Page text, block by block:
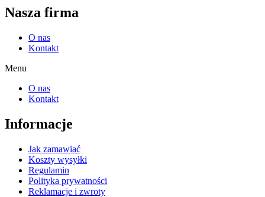
Nasza firma
O nas
Kontakt
Menu
O nas
Kontakt
Informacje
Jak zamawiać
Koszty wysyłki
Regulamin
Polityka prywatności
Reklamacje i zwroty